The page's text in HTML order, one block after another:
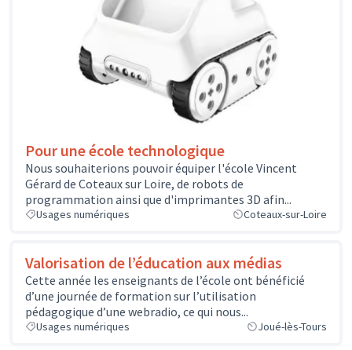
Pour une école technologique
Nous souhaiterions pouvoir équiper l'école Vincent
Gérard de Coteaux sur Loire, de robots de
programmation ainsi que d'imprimantes 3D afin...
Usages numériques Coteaux-sur-Loire
Valorisation de l’éducation aux médias
Cette année les enseignants de l’école ont bénéficié
d’une journée de formation sur l’utilisation
pédagogique d’une webradio, ce qui nous...
Usages numériques Joué-lès-Tours